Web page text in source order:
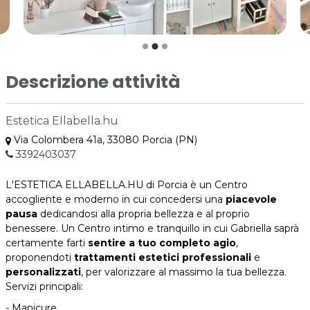
Descrizione attività
Estetica Ellabella.hu
Via Colombera 41a, 33080 Porcia (PN)
3392403037
L'ESTETICA ELLABELLA.HU di Porcia è un Centro
accogliente e moderno in cui concedersi una piacevole
pausa dedicandosi alla propria bellezza e al proprio
benessere. Un Centro intimo e tranquillo in cui Gabriella saprà
certamente farti sentire a tuo completo agio,
proponendoti trattamenti estetici professionali e
personalizzati, per valorizzare al massimo la tua bellezza.
Servizi principali: